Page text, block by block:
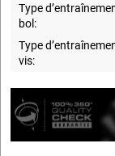
Type
bol:
Type
vis: